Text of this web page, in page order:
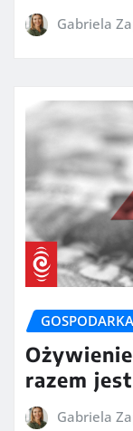
Gabriela
GOSPODARKA
razem
Gabriela